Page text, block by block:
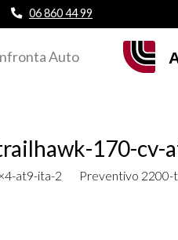
06 860 44 99
Auto
170-cv-
at9-ita-2 Preventivo